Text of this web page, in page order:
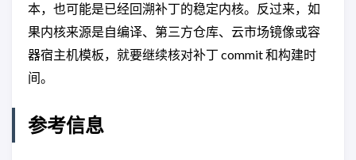
本，也可能是已经回溯补丁的稳定内核。反过来，如
果内核来源是自编译、第三方仓库、云市场镜像或容
器宿主机模板，就要继续核对补丁 commit 和构建时
间。
参考信息